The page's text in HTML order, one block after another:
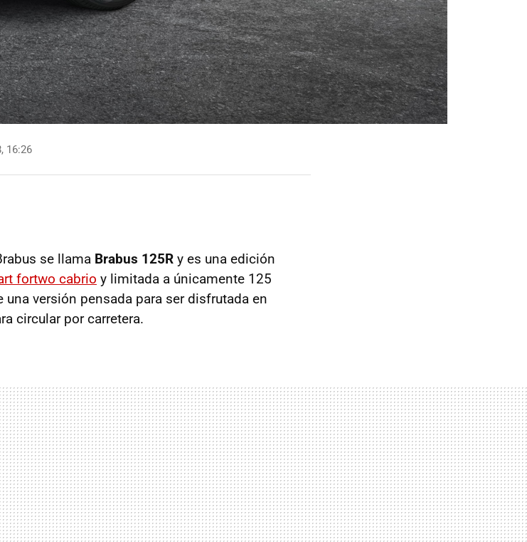
16:26
se llama Brabus 125R y es una edición
fortwo cabrio y limitada a únicamente 125
una versión pensada para ser disfrutada en
circular por carretera.